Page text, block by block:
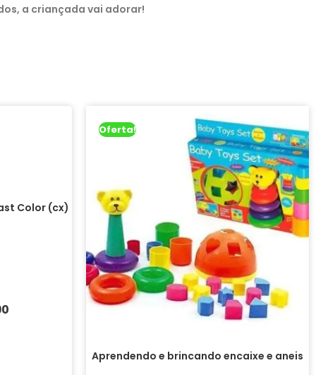
a criançada vai adorar!
Color (cx)
Oferta!
Aprendendo e brincando encaixe e aneis